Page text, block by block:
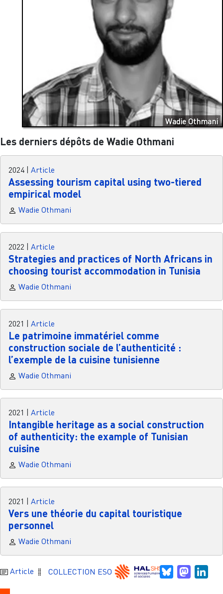
Wadie Othmani
Les derniers dépôts de Wadie Othmani
2024 Article
Assessing tourism capital using two-tiered
empirical model
Wadie Othmani
2022 Article
Strategies and practices of North Africans in
choosing tourist accommodation in Tunisia
Wadie Othmani
2021 Article
Le patrimoine immatériel comme
construction sociale de l’authenticité :
l’exemple de la cuisine tunisienne
Wadie Othmani
2021 Article
Intangible heritage as a social construction
of authenticity: the example of Tunisian
cuisine
Wadie Othmani
2021 Article
Vers une théorie du capital touristique
personnel
Wadie Othmani
Article COLLECTION ESO Bluesky